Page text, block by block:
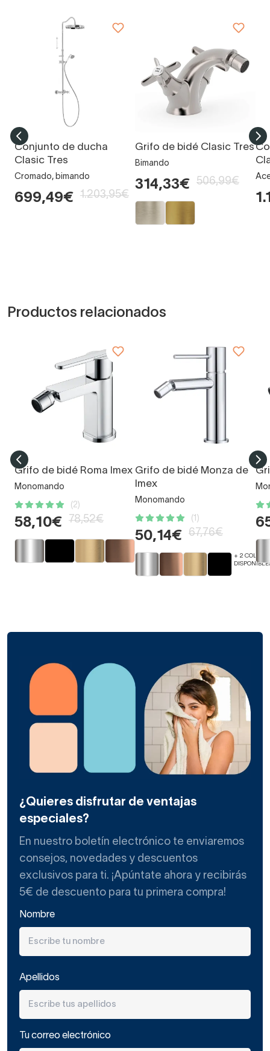
Conjunto de ducha
Clasic Tres
Cromado, bimando
699,49€ 1.203,95€
Grifo de bidé Clasic Tres
Bimando
314,33€ 506,99€
Productos relacionados
Grifo de bidé Roma Imex
Monomando
(2)
58,10€ 78,52€
Grifo de bidé Monza de
Imex
Monomando
(1)
50,14€ 67,76€
+ 2
¿Quieres disfrutar de ventajas
especiales?
En nuestro boletín electrónico te enviaremos
consejos, novedades y descuentos
exclusivos para ti. ¡Apúntate ahora y recibirás
5€ de descuento para tu primera compra!
Nombre
Apellidos
Tu correo electrónico